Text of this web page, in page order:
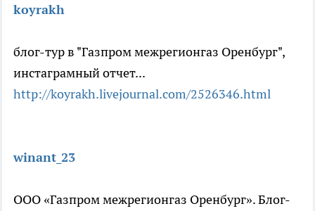
koyrakh
блог-тур в "Газпром межрегионгаз Оренбург",
инстаграмный отчет...
http://koyrakh.livejournal.com/2526346.html
winant_23
ООО «Газпром межрегионгаз Оренбург». Блог-